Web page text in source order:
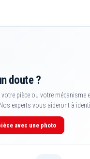
doute ?
pièce ou votre mécanisme
experts vous aideront à
avec une photo